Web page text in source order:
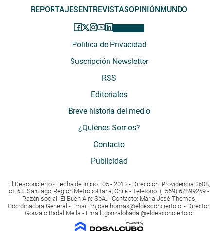
REPORTAJESENTREVISTASOPINIÓNMUNDO
Política de Privacidad
Suscripción Newsletter
RSS
Editoriales
Breve historia del medio
¿Quiénes Somos?
Contacto
Publicidad
El Desconcierto - Fecha de Inicio: 05 - 2012 - Dirección: Providencia 2608,
of. 63. Santiago, Región Metropolitana, Chile - Teléfono: (+569) 67899269 -
Razón social: El Buen Aire SpA. - Contacto: María José Thomas,
Coordinadora General - Email: mjosethomas@eldesconcierto.cl - Director:
Gonzalo Badal Mella - Email: gonzalobadal@eldesconcierto.cl